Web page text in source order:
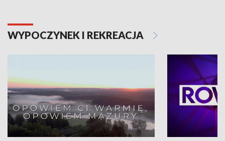
WYPOCZYNEK I REKREACJA